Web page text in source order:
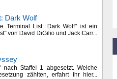
Dark Wolf
Terminal List: Dark Wolf" ist ein
von David DiGilio und Jack Carr...
nach Staffel 1 abgesetzt. Welche
zählten, erfahrt ihr hier...